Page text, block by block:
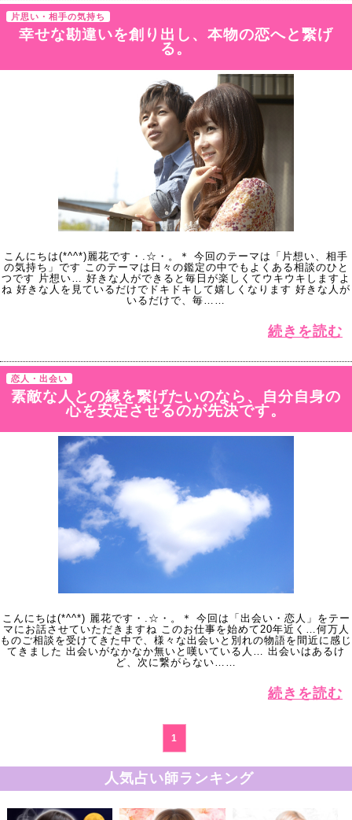
片思い・相手の気持ち
幸せな勘違いを創り出し、本物の恋へと繋げ
る。
こんにちは(*^^*)麗花です・.☆・。＊ 今回のテーマは「片想い、相手
の気持ち」です このテーマは日々の鑑定の中でもよくある相談のひと
つです 片想い… 好きな人ができると毎日が楽しくてウキウキしますよ
ね 好きな人を見ているだけでドキドキして嬉しくなります 好きな人が
いるだけで、毎……
続きを読む
恋人・出会い
素敵な人との縁を繋げたいのなら、自分自身の
心を安定させるのが先決です。
こんにちは(*^^*) 麗花です・.☆・。＊ 今回は「出会い・恋人」をテー
マにお話させていただきますね このお仕事を始めて20年近く…何万人
ものご相談を受けてきた中で、様々な出会いと別れの物語を間近に感じ
てきました 出会いがなかなか無いと嘆いている人… 出会いはあるけ
ど、次に繋がらない……
続きを読む
1
人気占い師ランキング